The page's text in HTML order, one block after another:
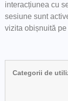
interacțiunea cu
sesiune sunt
vizita obișnuită
Categorii de